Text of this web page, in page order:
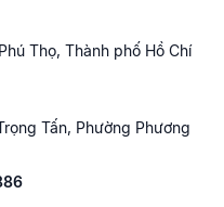
Thọ, Thành phố Hồ Chí
Tấn, Phường Phương